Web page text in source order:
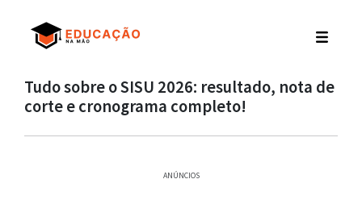
Tudo sobre o SISU 2026: resultado, nota de
corte e cronograma completo!
ANÚNCIOS